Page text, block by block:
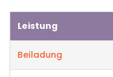
Leistung
Beiladung